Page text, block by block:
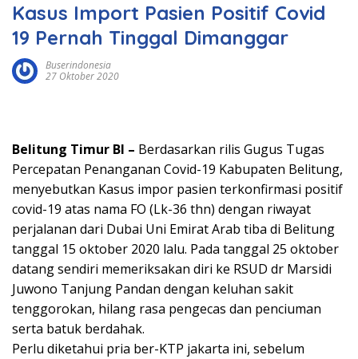
Kasus Import Pasien Positif Covid
19 Pernah Tinggal Dimanggar
Buserindonesia
27 Oktober 2020
Belitung Timur BI – Berdasarkan rilis Gugus Tugas
Percepatan Penanganan Covid-19 Kabupaten Belitung,
menyebutkan Kasus impor pasien terkonfirmasi positif
covid-19 atas nama FO (Lk-36 thn) dengan riwayat
perjalanan dari Dubai Uni Emirat Arab tiba di Belitung
tanggal 15 oktober 2020 lalu. Pada tanggal 25 oktober
datang sendiri memeriksakan diri ke RSUD dr Marsidi
Juwono Tanjung Pandan dengan keluhan sakit
tenggorokan, hilang rasa pengecas dan penciuman
serta batuk berdahak.
Perlu diketahui pria ber-KTP jakarta ini, sebelum